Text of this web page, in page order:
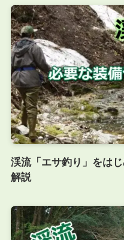
渓流「エサ釣り」をは
解説